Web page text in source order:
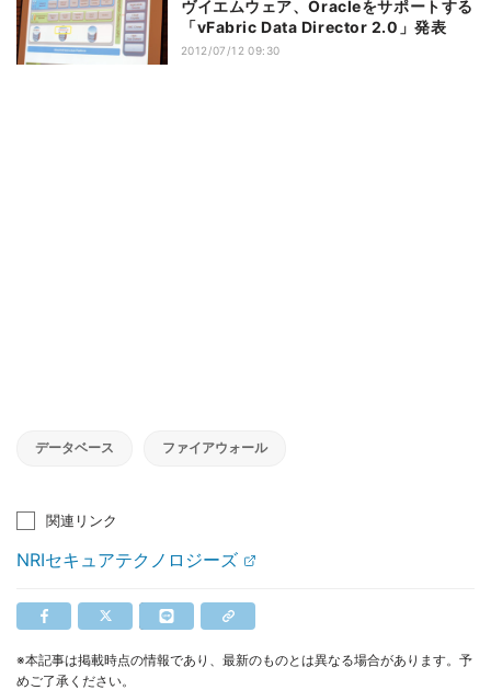
ヴイエムウェア、Oracleをサポートする
「vFabric Data Director 2.0」発表
2012/07/12 09:30
データベース ファイアウォール
関連リンク
NRIセキュアテクノロジーズ
※本記事は掲載時点の情報であり、最新のものとは異なる場合があります。予
めご了承ください。